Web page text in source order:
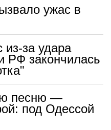
ужас в
из-за удара
РФ закончилась
песню —
под Одессой